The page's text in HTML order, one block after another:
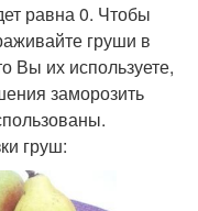
равна 0. Чтобы
груши в
Вы их используете,
заморозить
груш: